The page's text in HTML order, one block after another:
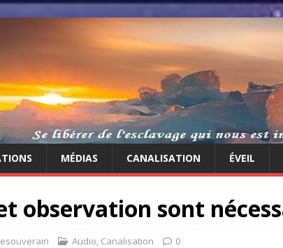
MÉDIAS CANALISATION ÉVEIL
observation sont
Audio, Canalisation 0